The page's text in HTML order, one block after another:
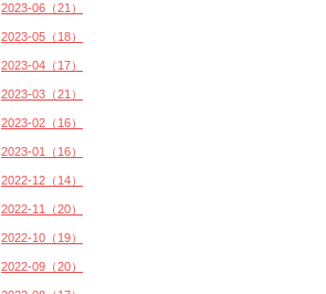
2023-06（21）
2023-05（18）
2023-04（17）
2023-03（21）
2023-02（16）
2023-01（16）
2022-12（14）
2022-11（20）
2022-10（19）
2022-09（20）